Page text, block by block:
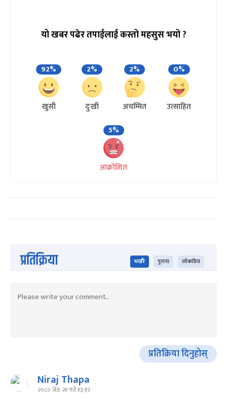
यो खबर पढेर तपाईलाई कस्तो महसुस भयो ?
92%
खुसी
2%
दुःखी
2%
अचम्मित
0%
उत्साहित
5%
आक्रोशित
प्रतिक्रिया भर्खरै पुराना लोकप्रिय
प्रतिक्रिया दिनुहोस्
Niraj Thapa
२०८० जेठ २१ गते १३:१२